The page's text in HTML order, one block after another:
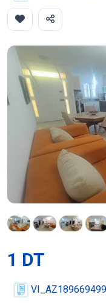
1 DT
VI_AZ189669499